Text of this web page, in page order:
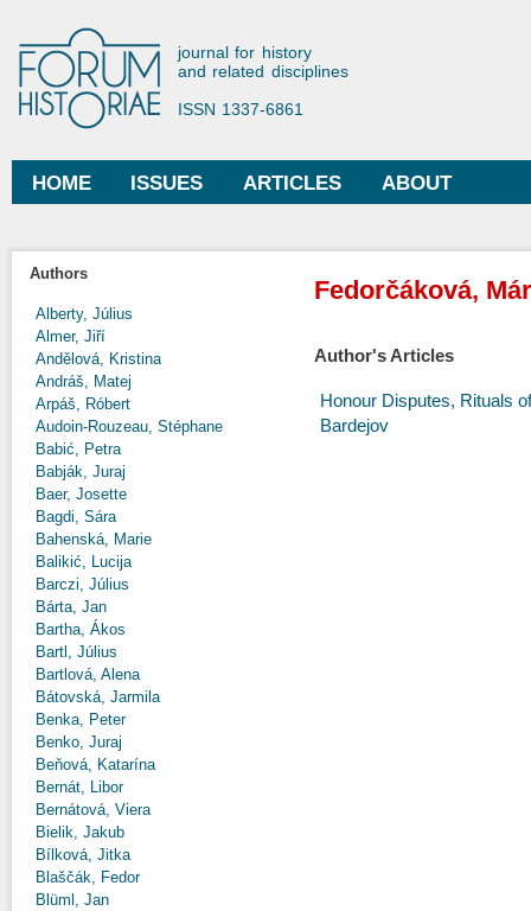
Forum Historiae
journal for history
and related disciplines
ISSN 1337-6861
Main menu
HOME ISSUES ARTICLES ABOUT
Authors
Alberty, Július
Almer, Jiří
Andělová, Kristina
Andráš, Matej
Arpáš, Róbert
Audoin-Rouzeau, Stéphane
Babić, Petra
Babják, Juraj
Baer, Josette
Bagdi, Sára
Bahenská, Marie
Balikić, Lucija
Barczi, Július
Bárta, Jan
Bartha, Ákos
Bartl, Július
Bartlová, Alena
Bátovská, Jarmila
Benka, Peter
Benko, Juraj
Beňová, Katarína
Bernát, Libor
Bernátová, Viera
Bielik, Jakub
Bílková, Jitka
Blaščák, Fedor
Blüml, Jan
Fedorčáková,
Author's Articles
Honour Disputes, Rituals
Bardejov